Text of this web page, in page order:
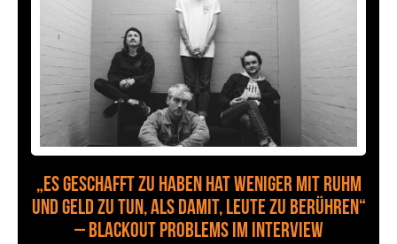
„Es geschafft zu haben hat weniger mit Ruhm
und Geld zu tun, als damit, Leute zu berühren“
– Blackout Problems im Interview